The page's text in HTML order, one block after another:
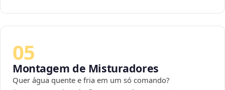
05
Montagem de Misturadores
Quer água quente e fria em um só comando?